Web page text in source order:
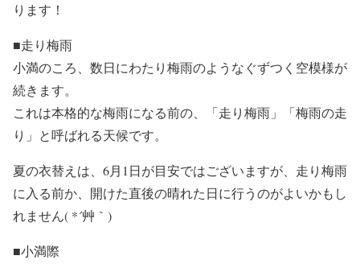
ります！
■走り梅雨
小満のころ、数日にわたり梅雨のようなぐずつく空模様が
続きます。
これは本格的な梅雨になる前の、「走り梅雨」「梅雨の走
り」と呼ばれる天候です。
夏の衣替えは、6月1日が目安ではございますが、走り梅雨
に入る前か、開けた直後の晴れた日に行うのがよいかもし
れません( *´艸｀)
■小満際